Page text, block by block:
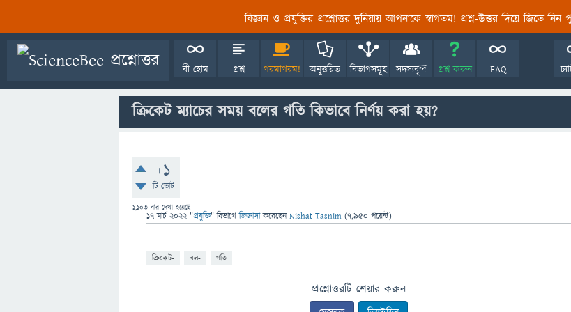
বিজ্ঞান ও প্রযুক্তির প্রশ্নোত্তর দুনিয়ায় আপনাকে স্বাগতম! প্রশ্ন-উত্তর দিয়ে জিতে নিন
বী হোম প্রশ্ন গরমাগরম! অনুত্তরিত বিভাগসমূহ সদস্যবৃন্দ প্রশ্ন করুন FAQ
ক্রিকেট ম্যাচের সময় বলের গতি কিভাবে নির্ণয় করা হয়?
+1
টি ভোট
1,103 বার দেখা হয়েছে
17 মার্চ 2022 "প্রযুক্তি" বিভাগে জিজ্ঞাসাকরেছেনNishat Tasnim (7,950 পয়েন্ট)
ক্রিকেট- বল- গতি
প্রশ্নোত্তরটি শেয়ার করুন